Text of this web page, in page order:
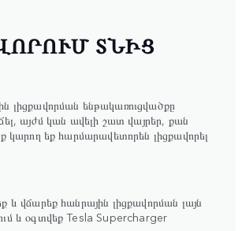
ՏՆԻՑ
լիցքավորման ենթակառուցվածքը
այժմ կան ավելի շատ վայրեր, քան
կարող եք հարմարավետորեն լիցքավորել
և վճարեք հանրային լիցքավորման լայն
և օգտվեք Tesla Supercharger